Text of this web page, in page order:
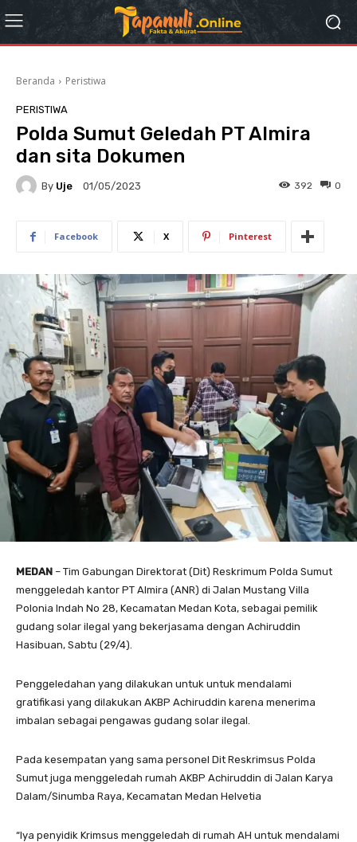
Beranda Peristiwa
PERISTIWA
Polda Sumut Geledah PT Almira
dan sita Dokumen
By Uje 01/05/2023 0
392
Facebook X Pinterest
MEDAN – Tim Gabungan Direktorat (Dit) Reskrimum Polda Sumut
menggeledah kantor PT Almira (ANR) di Jalan Mustang Villa
Polonia Indah No 28, Kecamatan Medan Kota, sebagai pemilik
gudang solar ilegal yang bekerjasama dengan Achiruddin
Hasibuan, Sabtu (29/4).
Penggeledahan yang dilakukan untuk untuk mendalami
gratifikasi yang dilakukan AKBP Achiruddin karena menerima
imbalan sebagai pengawas gudang solar ilegal.
Pada kesempatan yang sama personel Dit Reskrimsus Polda
Sumut juga menggeledah rumah AKBP Achiruddin di Jalan Karya
Dalam/Sinumba Raya, Kecamatan Medan Helvetia
“Iya penyidik Krimsus menggeledah di rumah AH untuk mendalami